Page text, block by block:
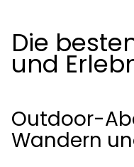
Die
und
Outdoor-
Wandern